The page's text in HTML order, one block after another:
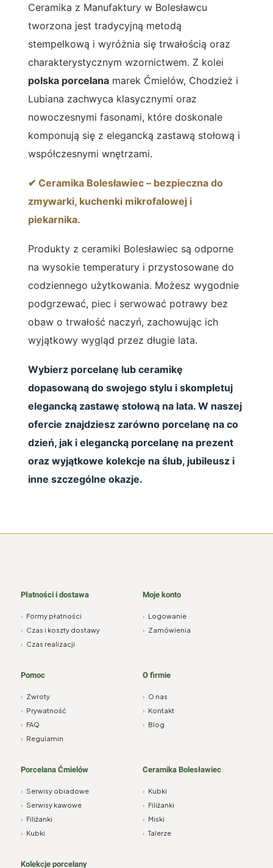
Ceramika z Manufaktury w Bolesławcu
tworzona jest tradycyjną metodą
stempelkową i wyróżnia się trwałością oraz
charakterystycznym wzornictwem. Z kolei
polska porcelana marek Ćmielów, Chodzież i
Lubiana zachwyca klasycznymi oraz
nowoczesnymi fasonami, które doskonale
komponują się z elegancką zastawą stołową i
współczesnymi wnętrzami.
✔ Ceramika Bolesławiec – bezpieczna do
zmywarki, kuchenki mikrofalowej i
piekarnika.
Produkty z ceramiki Bolesławiec są odporne
na wysokie temperatury i przystosowane do
codziennego użytkowania. Możesz wygodnie
podgrzewać, piec i serwować potrawy bez
obaw o trwałość naczyń, zachowując ich
wyjątkowy wygląd przez długie lata.
Wybierz porcelanę lub ceramikę
dopasowaną do swojego stylu i skompletuj
elegancką zastawę stołową na lata. W naszej
ofercie znajdziesz zarówno porcelanę na co
dzień, jak i elegancką porcelanę na prezent
oraz wyjątkowe kolekcje na ślub, jubileusz i
inne szczególne okazje.
Płatności i dostawa
› Formy płatności
› Czas i koszty dostawy
› Czas realizacji
Moje konto
› Logowanie
› Zamówienia
Pomoc
› Zwroty
› Prywatność
› FAQ
› Regulamin
O firmie
› O nas
› Kontakt
› Blog
Porcelana Ćmielów
› Serwisy obiadowe
› Serwisy kawowe
› Filiżanki
› Kubki
Ceramika Bolesławiec
› Kubki
› Filiżanki
› Miski
› Talerze
Kolekcje porcelany